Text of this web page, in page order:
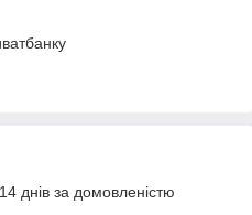
днів за домовленістю